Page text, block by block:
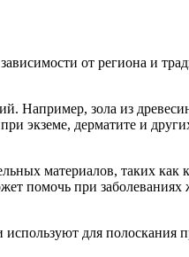
от региона и
Например, зола из
экземе, дерматите и
материалов, таких
помочь при
используют для